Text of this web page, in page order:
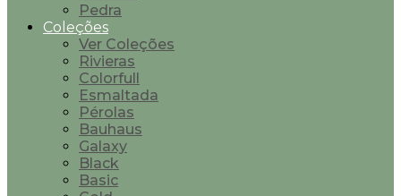
Pedra
Coleções
Ver Coleções
Rivieras
Colorfull
Esmaltada
Pérolas
Bauhaus
Galaxy
Black
Basic